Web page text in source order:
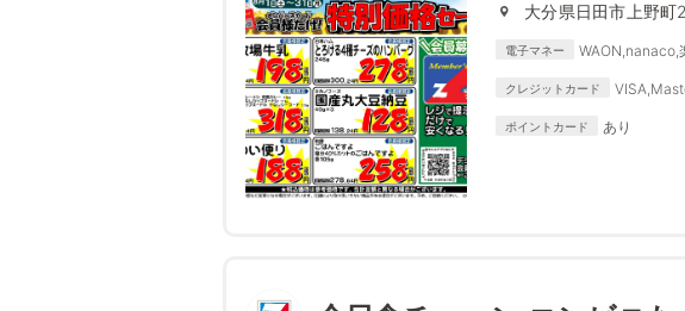
大分県日田市上野町
電子マネー
クレジットカード
ポイントカード あり